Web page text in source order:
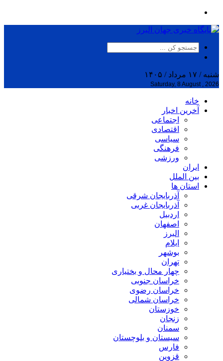
شنبه / ۱۷ مرداد / ۱۴۰۵
Saturday, 8 August , 2026
خانه
آخرین اخبار
اجتماعی
اقتصادی
سیاسی
فرهنگی
ورزشی
ایران
بین الملل
استان ها
آذربایجان شرقی
آذربایجان غربی
اردبیل
اصفهان
البرز
ایلام
بوشهر
تهران
چهار محال و بختیاری
خراسان جنوبی
خراسان رضوی
خراسان شمالی
خوزستان
زنجان
سمنان
سیستان و بلوچستان
فارس
قزوین